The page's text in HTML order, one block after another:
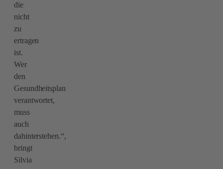
die
nicht
zu
ertragen
ist.
Wer
den
Gesundheitsplan
verantwortet,
muss
auch
dahinterstehen.“,
bringt
Silvia